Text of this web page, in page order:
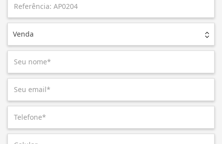
Venda